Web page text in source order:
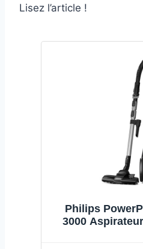
Lisez l’article !
Philips
3000